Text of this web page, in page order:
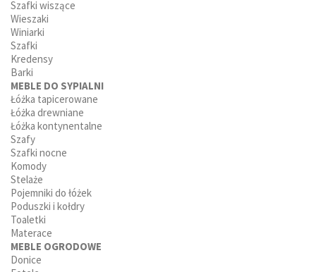
Szafki wiszące
Wieszaki
Winiarki
Szafki
Kredensy
Barki
MEBLE DO SYPIALNI
Łóżka tapicerowane
Łóżka drewniane
Łóżka kontynentalne
Szafy
Szafki nocne
Komody
Stelaże
Pojemniki do łóżek
Poduszki i kołdry
Toaletki
Materace
MEBLE OGRODOWE
Donice